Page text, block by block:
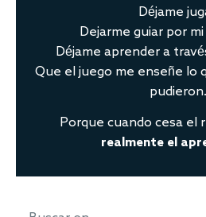
Déjame
Dejarme guiar por
Déjame aprender a
Que el juego me enseñe lo
pudieron.
Porque cuando cesa el
realmente el